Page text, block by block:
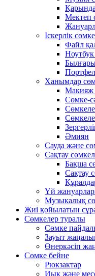
Мектеп
Іскерлік
Файл
Ноутбук
Былғары
Ханымдар
Макияж
Сөмке-
Әмиян
Сауда және
Сақтау
Бақша
Сақтау
Үй
Музыкалық
Жиі қойылатын
Сөмкелер туралы
Сөмке
Зауыт
Өнеркәсіп
Сөмке бейне
Рюкзактар
Иық және